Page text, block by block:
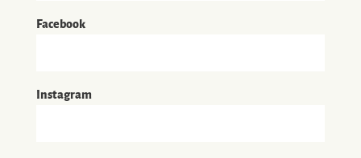
Facebook
Instagram